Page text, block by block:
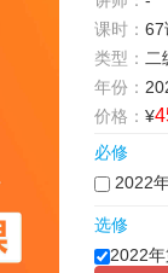
课时： 67
类型： 二
年份：
价格： ¥
必修
2022
选修
2022